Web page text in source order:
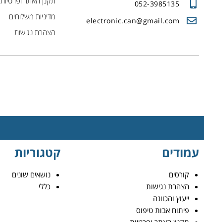
052-3985135
electronic.can@gmail.com
מדיניות משלוחים
הצהרת נגישות
עמודים
קורסים
הצהרת נגישות
ייעוץ והכוונה
פיתוח אבות טיפוס
קטגוריות
נושאים שונים
כללי